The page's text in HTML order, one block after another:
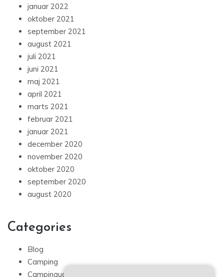
januar 2022
oktober 2021
september 2021
august 2021
juli 2021
juni 2021
maj 2021
april 2021
marts 2021
februar 2021
januar 2021
december 2020
november 2020
oktober 2020
september 2020
august 2020
Categories
Blog
Camping
Campingudstyr